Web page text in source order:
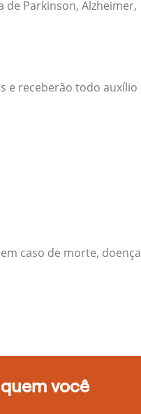
de Parkinson, Alzheimer,
e receberão todo auxílio
caso de morte, doença
você